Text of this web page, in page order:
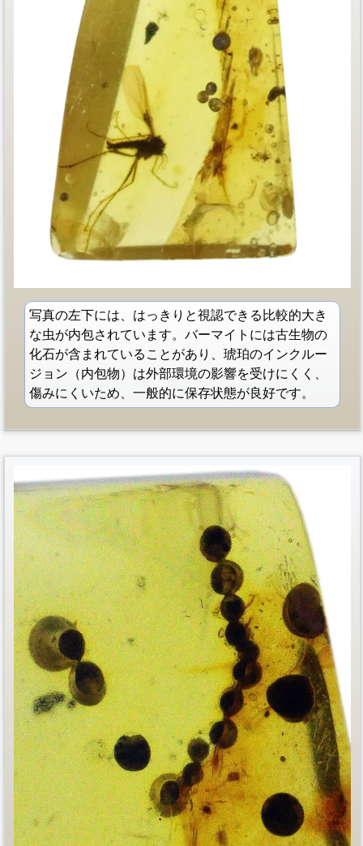
写真の左下には、はっきりと視認できる比較的大き
な虫が内包されています。バーマイトには古生物の
化石が含まれていることがあり、琥珀のインクルー
ジョン（内包物）は外部環境の影響を受けにくく、
傷みにくいため、一般的に保存状態が良好です。